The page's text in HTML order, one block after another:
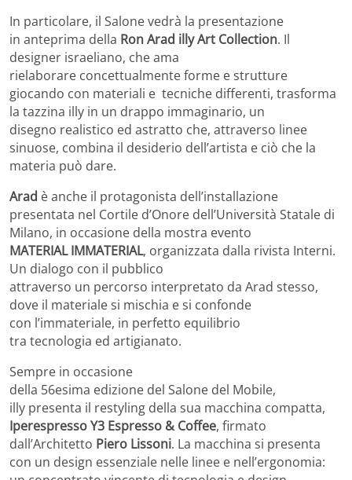
In particolare, il Salone vedrà la presentazione
in anteprima della Ron Arad illy Art Collection. Il
designer israeliano, che ama
rielaborare concettualmente forme e strutture
giocando con materiali e tecniche differenti, trasforma
la tazzina illy in un drappo immaginario, un
disegno realistico ed astratto che, attraverso linee
sinuose, combina il desiderio dell’artista e ciò che la
materia può dare.
Arad è anche il protagonista dell’installazione
presentata nel Cortile d’Onore dell’Università Statale di
Milano, in occasione della mostra evento
MATERIAL IMMATERIAL, organizzata dalla rivista Interni.
Un dialogo con il pubblico
attraverso un percorso interpretato da Arad stesso,
dove il materiale si mischia e si confonde
con l’immateriale, in perfetto equilibrio
tra tecnologia ed artigianato.
Sempre in occasione
della 56esima edizione del Salone del Mobile,
illy presenta il restyling della sua macchina compatta,
Iperespresso Y3 Espresso & Coffee, firmato
dall’Architetto Piero Lissoni. La macchina si presenta
con un design essenziale nelle linee e nell’ergonomia: